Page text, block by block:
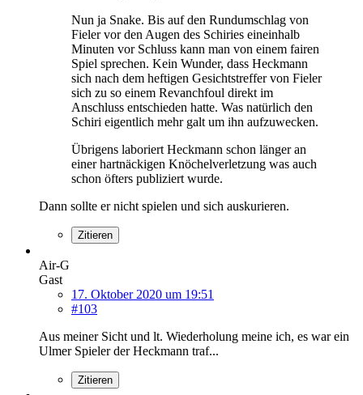
Nun ja Snake. Bis auf den Rundumschlag von
Fieler vor den Augen des Schiries eineinhalb
Minuten vor Schluss kann man von einem fairen
Spiel sprechen. Kein Wunder, dass Heckmann
sich nach dem heftigen Gesichtstreffer von Fieler
sich zu so einem Revanchfoul direkt im
Anschluss entschieden hatte. Was natürlich den
Schiri eigentlich mehr galt um ihn aufzuwecken.
Übrigens laboriert Heckmann schon länger an
einer hartnäckigen Knöchelverletzung was auch
schon öfters publiziert wurde.
Dann sollte er nicht spielen und sich auskurieren.
Zitieren
Air-G
Gast
17. Oktober 2020 um 19:51
#103
Aus meiner Sicht und lt. Wiederholung meine ich, es war ein
Ulmer Spieler der Heckmann traf...
Zitieren